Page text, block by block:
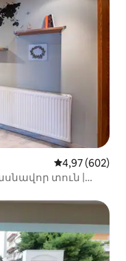
Միջին
4,97 (602)
տուն |